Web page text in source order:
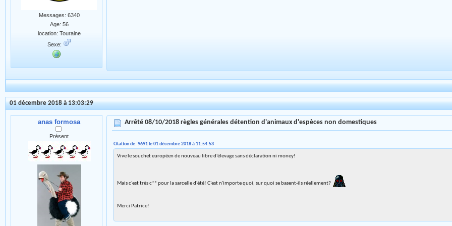
Messages: 6340
Age: 56
location: Touraine
Sexe:
01 décembre 2018 à 13:03:29
anas formosa
Présent
Arrêté 08/10/2018 règles générales détention d'animaux d'espèces non domestiques
Citation de: 9691 le 01 décembre 2018 à 11:54:53
Vive le souchet européen de nouveau libre d'élevage sans déclaration ni money!
Mais c'est très c** pour la sarcelle d'été! C'est n'importe quoi, sur quoi se basent-ils réellement?
Merci Patrice!